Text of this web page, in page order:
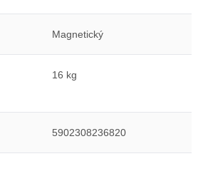
Magnetický
16 kg
5902308236820